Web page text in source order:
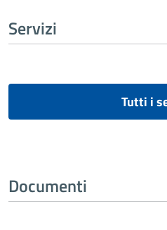
Servizi
Tutti i
Documenti